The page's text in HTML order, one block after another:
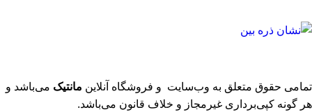
تمامی حقوق متعلق به وب‌سایت و فروشگاه‌ آنلاین مانتیک می‌باشد و
هر گونه کپی‌برداری غیرمجاز و خلاف قانون می‌باشد.